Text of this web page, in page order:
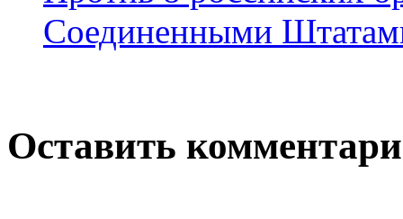
Соединенными
Оставить